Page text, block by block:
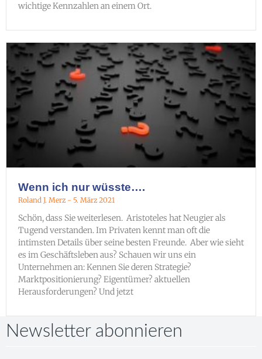
wichtige Kennzahlen an einem Ort.
Wenn ich nur wüsste….
Roland J. Merz 5. März 2021
Schön, dass Sie weiterlesen. Aristoteles hat Neugier als
Tugend verstanden. Im Privaten kennt man oft die
intimsten Details über seine besten Freunde. Aber wie sieht
es im Geschäftsleben aus? Schauen wir uns ein
Unternehmen an: Kennen Sie deren Strategie?
Marktpositionierung? Eigentümer? aktuellen
Herausforderungen? Und jetzt
Newsletter abonnieren